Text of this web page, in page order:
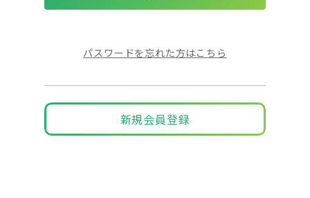
パスワードを忘れた方はこちら
新規会員登録